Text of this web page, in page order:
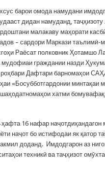
барои омода намудани
дидан намуданд, таҷҳизоту
малакаву маҳорати
– сардори Маркази
Раёсат полковник Ҳотамшо
граждании назди
Дафтари барномаҳои
«Босубботгардонии минтақаи
хатми
16 нафар наҷотдиҳандагон
наҷот бо истифодаи як қатор
доданд. Имдодгарон аз
техникӣ ва таҷҳизот